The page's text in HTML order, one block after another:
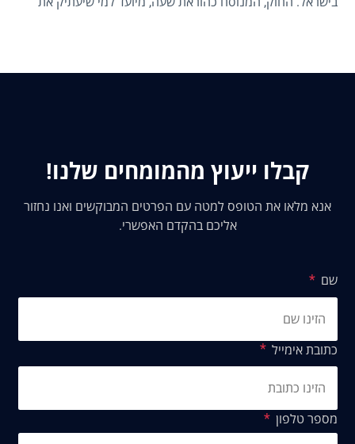
חסרות תקדים על יגיעתם האישית.
קבלו ייעוץ מהמומחים שלנו!
אנא מלאו את הטופס למטה עם הפרטים המבוקשים ואנו נחזור
אליכם בהקדם האפשרי.
שם
כתובת אימייל
מספר טלפון